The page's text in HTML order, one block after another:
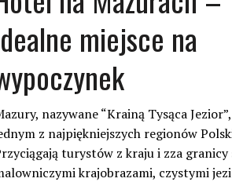
miejsce na
nazywane “Krainą Tysąca
z najpiękniejszych regionów
turystów z kraju i zza granicy
krajobrazami, czystymi